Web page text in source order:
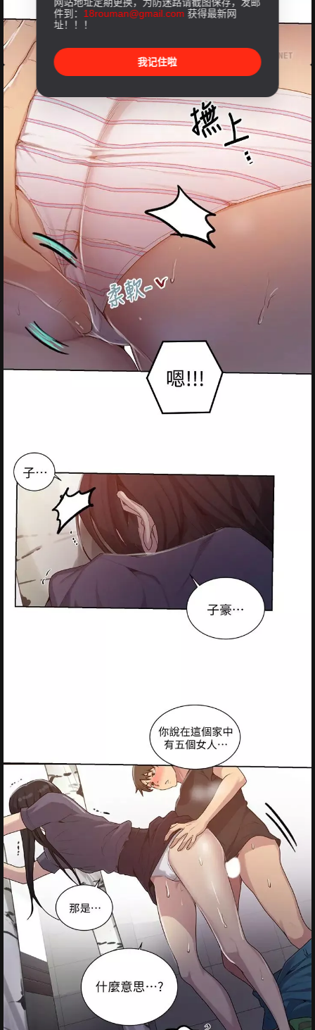
件到： 18rouman@gmail.com 获得最新网
址！！！
我记住啦